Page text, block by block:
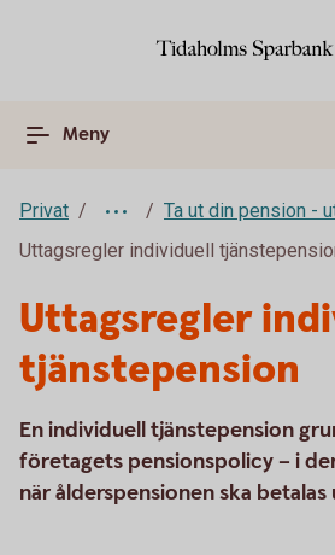
Meny
Privat
Ta ut din pension -
Uttagsregler individuell
Uttagsregler
tjänstepension
En individuell tjänstepension
företagets pensionspolicy – i
när ålderspensionen ska betalas